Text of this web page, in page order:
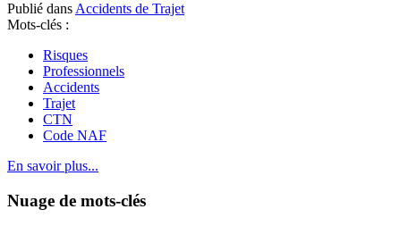
Publié dans Accidents de Trajet
Mots-clés :
Risques
Professionnels
Accidents
Trajet
CTN
Code NAF
En savoir plus...
Nuage de mots-clés